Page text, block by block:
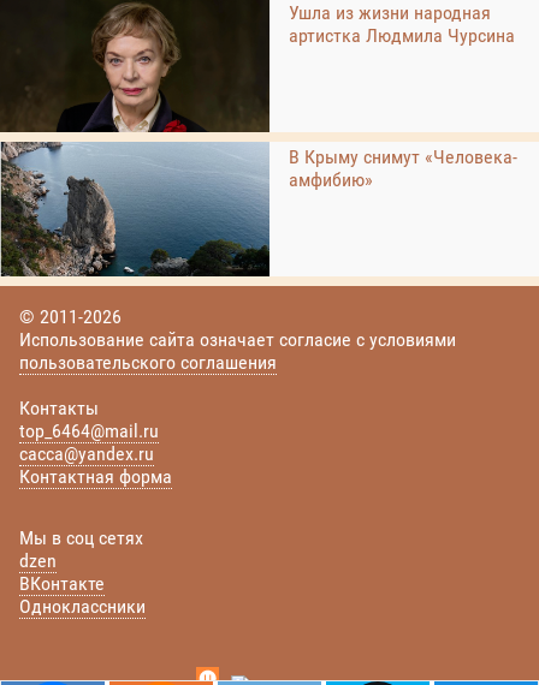
Ушла из жизни народная
артистка Людмила Чурсина
В Крыму снимут «Человека-
амфибию»
© 2011-2026
Использование сайта означает согласие с условиями
пользовательского соглашения
Контакты
top_6464@mail.ru
cacca@yandex.ru
Контактная форма
Мы в соц сетях
dzen
ВКонтакте
Одноклассники